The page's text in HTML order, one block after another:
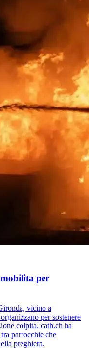
per
vicino a
per sostenere
colpita. cath.ch ha
parrocchie che
preghiera.